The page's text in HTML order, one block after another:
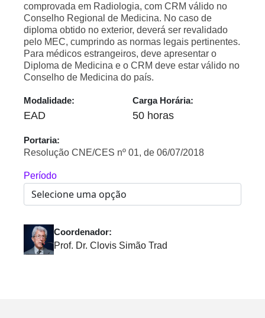
comprovada em Radiologia, com CRM válido no
Conselho Regional de Medicina. No caso de
diploma obtido no exterior, deverá ser revalidado
pelo MEC, cumprindo as normas legais pertinentes.
Para médicos estrangeiros, deve apresentar o
Diploma de Medicina e o CRM deve estar válido no
Conselho de Medicina do país.
Modalidade:
EAD
Carga Horária:
50 horas
Portaria:
Resolução CNE/CES nº 01, de 06/07/2018
Período
Coordenador:
Prof. Dr. Clovis Simão Trad